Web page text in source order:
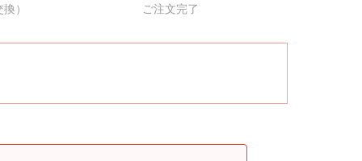
） ご注文完了